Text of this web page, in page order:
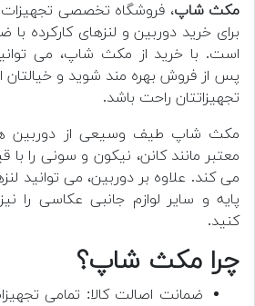
مکث شاپ، فروشگاه تخصصی
برای خرید دوربین و لنزهای کارکرده
است. با خرید از مکث شاپ، می
پس از فروش بهره مند شوید و خیالتان
تجهیزاتتان راحت باشد.
مکث شاپ طیف وسیعی از دوربین های
معتبر مانند کانن، نیکون و سونی را
می کند. علاوه بر دوربین، می توانید
پایه و سایر لوازم جانبی عکاسی را
کنید.
چرا مکث شاپ؟
ضمانت اصالت کالا: تمامی